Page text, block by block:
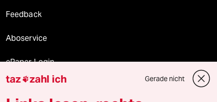
Feedback
Aboservice
ePaper Login
Downloads für Abonnierende
taz zahl ich Gerade nicht